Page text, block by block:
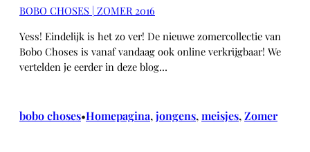
BOBO CHOSES | ZOMER 2016
Yess! Eindelijk is het zo ver! De nieuwe zomercollectie van
Bobo Choses is vanaf vandaag ook online verkrijgbaar! We
vertelden je eerder in deze blog…
bobo choses•Homepagina, jongens, meisjes, Zomer